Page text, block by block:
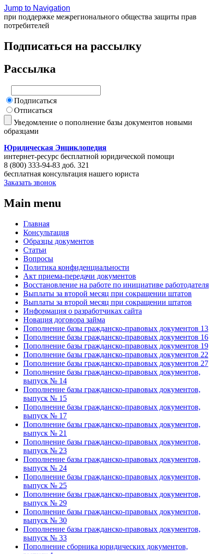
Jump to Navigation
при поддержке межрегионального общества защиты прав
потребителей
Подписаться на рассылку
Рассылка
Подписаться
Отписаться
Уведомление о пополнение базы документов новыми
образцами
Юридическая Энциклопедия
интернет-ресурс бесплатной юридической помощи
8 (800) 333-94-83 доб. 321
бесплатная консультация нашего юриста
Заказать звонок
Main menu
Главная
Консультация
Образцы документов
Статьи
Вопросы
Политика конфиденциальности
Акт приема-передачи документов
Восстановление на работе по инициативе работодателя
Выплаты за второй месяц при сокращении штатов
Выплаты за второй месяц при сокращении штатов
Информация о разработчиках сайта
Новация договора займа
Пополнение базы гражданско-правовых документов 13
Пополнение базы гражданско-правовых документов 16
Пополнение базы гражданско-правовых документов 19
Пополнение базы гражданско-правовых документов 22
Пополнение базы гражданско-правовых документов 27
Пополнение базы гражданско-правовых документов,
выпуск № 14
Пополнение базы гражданско-правовых документов,
выпуск № 15
Пополнение базы гражданско-правовых документов,
выпуск № 17
Пополнение базы гражданско-правовых документов,
выпуск № 21
Пополнение базы гражданско-правовых документов,
выпуск № 23
Пополнение базы гражданско-правовых документов,
выпуск № 24
Пополнение базы гражданско-правовых документов,
выпуск № 25
Пополнение базы гражданско-правовых документов,
выпуск № 29
Пополнение базы гражданско-правовых документов,
выпуск № 30
Пополнение базы гражданско-правовых документов,
выпуск № 33
Пополнение сборника юридических документов,